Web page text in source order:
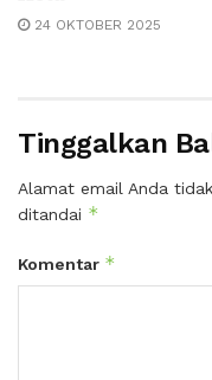
24 OKTOBER 2025
Tinggalkan
Alamat email Anda
ditandai *
Komentar *